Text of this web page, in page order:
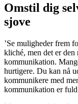
Omstil dig
sjove
’Se muligheder frem
kliché, men det er
kommunikation.
hurtigere. Du kan nå
kommunikere med
kommunikation er